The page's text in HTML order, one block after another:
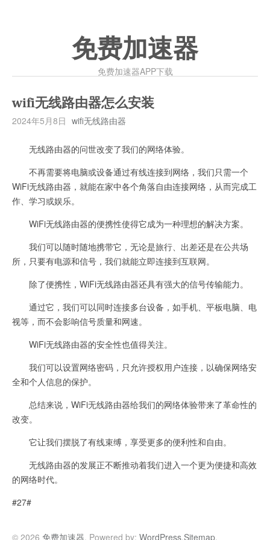
免费加速器
免费加速器APP下载
wifi无线路由器怎么安装
2024年5月8日 wifi无线路由器
无线路由器的问世改变了我们的网络体验。
不再需要将电脑或设备通过有线连接到网络，我们只需一个
WiFi无线路由器，就能在家中各个角落自由连接网络，从而完成工
作、学习或娱乐。
WiFi无线路由器的便携性使得它成为一种理想的解决方案。
我们可以随时随地携带它，无论是旅行、出差还是在公共场
所，只要有电源和信号，我们就能立即连接到互联网。
除了便携性，WiFi无线路由器还具有强大的信号传输能力。
通过它，我们可以同时连接多台设备，如手机、平板电脑、电
视等，而不会影响信号质量和网速。
WiFi无线路由器的安全性也值得关注。
我们可以设置网络密码，只允许授权用户连接，以确保网络安
全和个人信息的保护。
总结来说，WiFi无线路由器给我们的网络体验带来了革命性的
改变。
它让我们摆脱了有线束缚，享受更多的便利性和自由。
无线路由器的发展正不断推动着我们进入一个更为便捷和高效
的网络时代。
#27#
© 2026 免费加速器. Powered by: WordPress.Sitemap.